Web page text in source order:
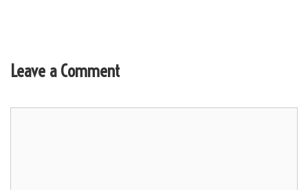
Leave a Comment